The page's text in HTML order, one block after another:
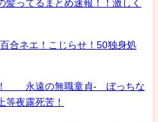
髪ってるまとめ速報！！激しく
合ネエ！こじらせ！50独身処
！ 永遠の無職童貞- ぼっちな
等夜露死苦！